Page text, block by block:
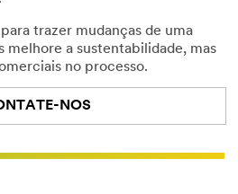
trazer mudanças de uma
melhore a sustentabilidade, mas
no processo.
NOS